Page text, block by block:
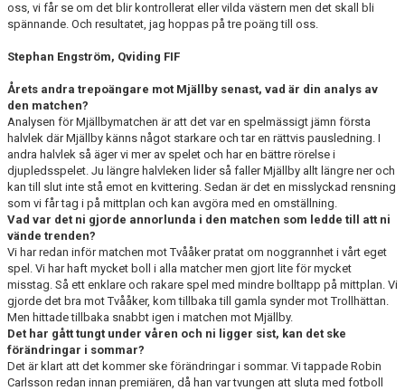
oss, vi får se om det blir kontrollerat eller vilda västern men det skall bli
spännande. Och resultatet, jag hoppas på tre poäng till oss.
Stephan Engström, Qviding FIF
Årets andra trepoängare mot Mjällby senast, vad är din analys av
den matchen?
Analysen för Mjällbymatchen är att det var en spelmässigt jämn första
halvlek där Mjällby känns något starkare och tar en rättvis pausledning. I
andra halvlek så äger vi mer av spelet och har en bättre rörelse i
djupledsspelet. Ju längre halvleken lider så faller Mjällby allt längre ner och
kan till slut inte stå emot en kvittering. Sedan är det en misslyckad rensning
som vi får tag i på mittplan och kan avgöra med en omställning.
Vad var det ni gjorde annorlunda i den matchen som ledde till att ni
vände trenden?
Vi har redan inför matchen mot Tvååker pratat om noggrannhet i vårt eget
spel. Vi har haft mycket boll i alla matcher men gjort lite för mycket
misstag. Så ett enklare och rakare spel med mindre bolltapp på mittplan. Vi
gjorde det bra mot Tvååker, kom tillbaka till gamla synder mot Trollhättan.
Men hittade tillbaka snabbt igen i matchen mot Mjällby.
Det har gått tungt under våren och ni ligger sist, kan det ske
förändringar i sommar?
Det är klart att det kommer ske förändringar i sommar. Vi tappade Robin
Carlsson redan innan premiären, då han var tvungen att sluta med fotboll